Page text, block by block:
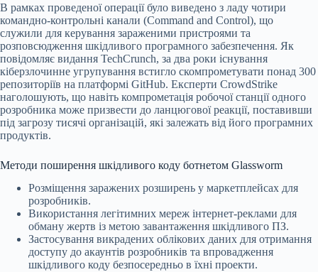
В рамках проведеної операції було виведено з ладу чотири
командно-контрольні канали (Command and Control), що
служили для керування зараженими пристроями та
розповсюдження шкідливого програмного забезпечення. Як
повідомляє видання TechCrunch, за два роки існування
кіберзлочинне угрупування встигло скомпрометувати понад 300
репозиторіїв на платформі GitHub. Експерти CrowdStrike
наголошують, що навіть компрометація робочої станції одного
розробника може призвести до ланцюгової реакції, поставивши
під загрозу тисячі організацій, які залежать від його програмних
продуктів.
Методи поширення шкідливого коду ботнетом Glassworm
Розміщення заражених розширень у маркетплейсах для
розробників.
Використання легітимних мереж інтернет-реклами для
обману жертв із метою завантаження шкідливого ПЗ.
Застосування викрадених облікових даних для отримання
доступу до акаунтів розробників та впровадження
шкідливого коду безпосередньо в їхні проекти.